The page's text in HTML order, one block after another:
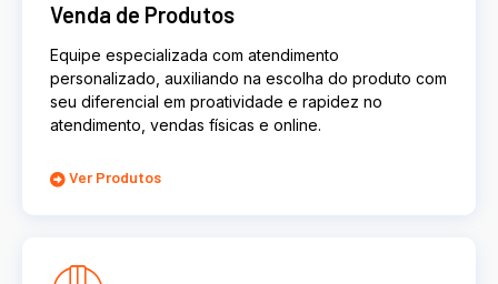
Venda de Produtos
Equipe especializada com atendimento
personalizado, auxiliando na escolha do produto com
seu diferencial em proatividade e rapidez no
atendimento, vendas físicas e online.
Ver Produtos